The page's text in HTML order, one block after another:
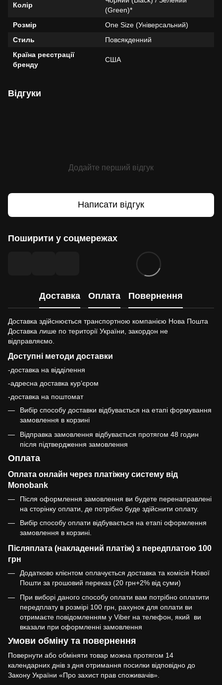
Колір
(Green)*
Розмір
One Size (Універсальний)
Стиль
Повсякденний
Країна реєстрації
бренду
США
Відгуки
Додайте перший відгук
Написати відгук
Поширити у соцмережах
Доставка Оплата Повернення
Доставка здійснюється транспортною компанією Нова Пошта
Доставка лише по території України, закордон не
відправляємо.
Доступні методи доставки
-доставка на відділення
-адресна доставка курʼєром
-доставка на поштомат
Вибір способу доставки відбувається на етапі формування
замовлення в корзині
Відправка замовлення відбувається протягом 48 годин
після підтвердження замовлення
Оплата
Оплата онлайн через платіжну систему від
Monobank
Після оформлення замовлення ви будете перенаправлені
на сторінку оплати, де потрібно буде здійснити оплату.
Вибір способу оплати відбувається на етапі оформлення
замовлення в корзині.
Післяплата (накладений платіж) з передплатою 100
грн
Додатково клієнтом оплачується доставка та комісія Нової
Пошти за грошовий переказ (20 грн+2% від суми)
При виборі даного способу оплати вам потрібно оплатити
передплату в розмірі 100 грн, рахунок для оплати ви
отримаєте повідомленням у Viber на телефон, який ви
вказали при оформленні замовлення
Умови обміну та повернення
Повернути або обміняти товар можна протягом 14
календарних днів з дня отримання посилки відповідно до
Закону України «Про захист прав споживачів».